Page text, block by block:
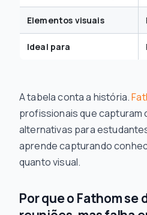
Elementos visuais
Ideal para
A tabela conta a história.
profissionais que capturam
alternativas para
aprende capturando
quantovisual.
Por que o Fathom se